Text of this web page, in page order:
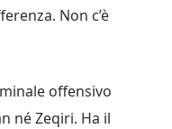
Non c’è
offensivo
né Zeqiri. Ha il